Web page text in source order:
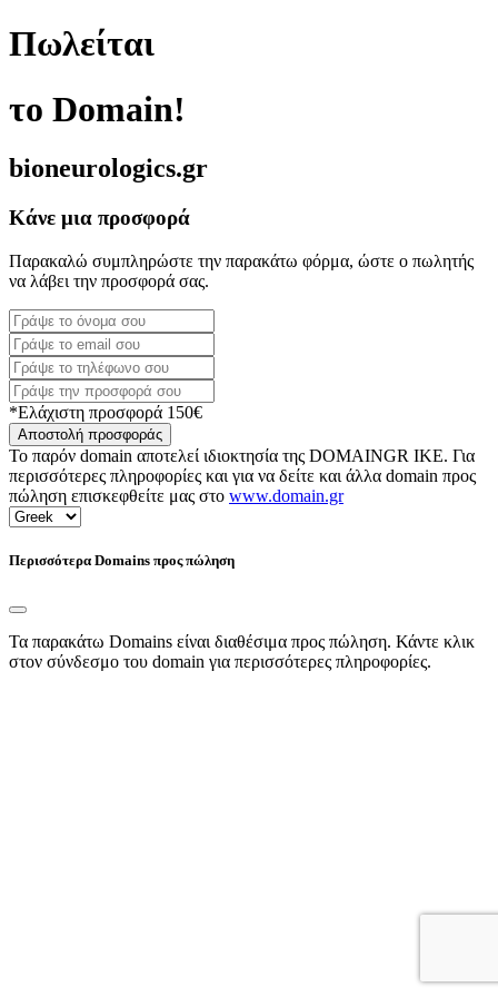
Πωλείται
το Domain!
bioneurologics.gr
Κάνε μια προσφορά
Παρακαλώ συμπληρώστε την παρακάτω φόρμα, ώστε ο πωλητής
να λάβει την προσφορά σας.
*Ελάχιστη προσφορά 150€
Αποστολή προσφοράς
Το παρόν domain αποτελεί ιδιοκτησία της DOMAINGR ΙΚΕ. Για
περισσότερες πληροφορίες και για να δείτε και άλλα domain προς
πώληση επισκεφθείτε μας στο www.domain.gr
Περισσότερα Domains προς πώληση
Τα παρακάτω Domains είναι διαθέσιμα προς πώληση. Κάντε κλικ
στον σύνδεσμο του domain για περισσότερες πληροφορίες.